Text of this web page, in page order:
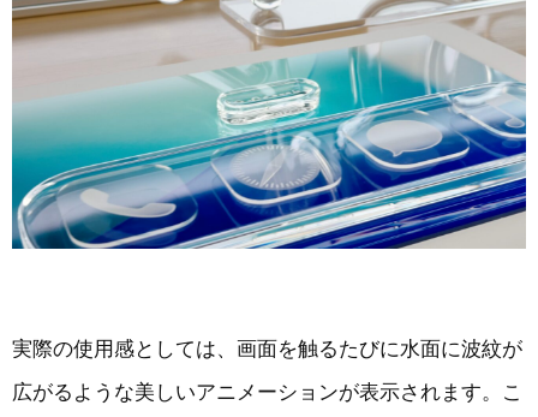
実際の使用感としては、画面を触るたびに水面に波紋が
広がるような美しいアニメーションが表示されます。こ